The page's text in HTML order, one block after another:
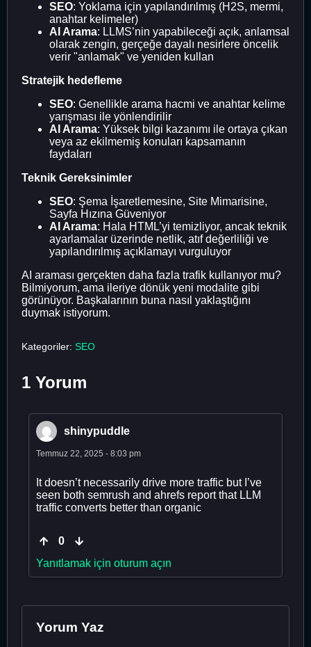
SEO: Yoklama için yapılandırılmış (H2S, mermi,
anahtar kelimeler)
AI Arama: LLMS’nin yapabileceği açık, anlamsal
olarak zengin, gerçeğe dayalı nesirlere öncelik
verir "anlamak" ve yeniden kullan
Stratejik hedefleme
SEO: Genellikle arama hacmi ve anahtar kelime
yarışması ile yönlendirilir
AI Arama: Yüksek bilgi kazanımı ile ortaya çıkan
veya az ekilmemiş konuları kapsamanın
faydaları
Teknik Gereksinimler
SEO: Şema İşaretlemesine, Site Mimarisine,
Sayfa Hızına Güveniyor
AI Arama: Hala HTML’yi temizliyor, ancak teknik
ayarlamalar üzerinde netlik, atıf değerliliği ve
yapılandırılmış açıklamayı vurguluyor
AI araması gerçekten daha fazla trafik kullanıyor mu?
Bilmiyorum, ama ileriye dönük yeni modalite gibi
görünüyor. Başkalarının buna nasıl yaklaştığını
duymak istiyorum.
Kategoriler: SEO
1 Yorum
shinypuddle
Temmuz 22, 2025 - 8:03 pm
It doesn’t necessarily drive more traffic but I’ve
seen both semrush and ahrefs report that LLM
traffic converts better than organic
0
Yanıtlamak için oturum açın
Yorum Yaz